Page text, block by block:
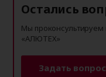
Остались
Мы
«АЛЮТЕХ»
Задать вопрос